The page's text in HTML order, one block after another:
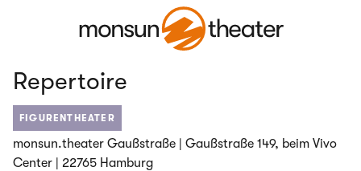
Repertoire
FIGURENTHEATER
monsun.theater Gaußstraße | Gaußstraße 149, beim Vivo
Center | 22765 Hamburg